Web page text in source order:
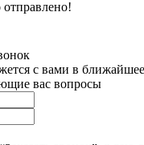
с вами в
вас вопросы